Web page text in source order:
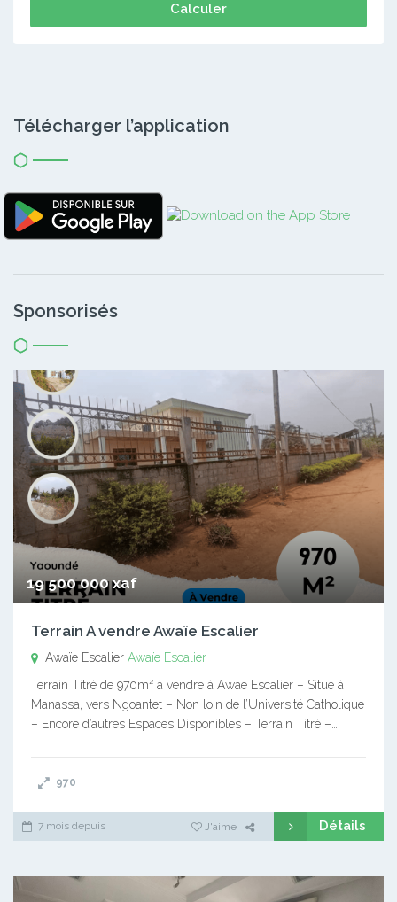
Calculer
Télécharger l’application
Sponsorisés
19 500 000 xaf
Terrain A vendre Awaïe Escalier
Awaïe Escalier Awaïe Escalier
Terrain Titré de 970m² à vendre à Awae Escalier – Situé à
Manassa, vers Ngoantet – Non loin de l’Université Catholique
– Encore d’autres Espaces Disponibles – Terrain Titré –…
970
7 mois depuis J'aime Détails